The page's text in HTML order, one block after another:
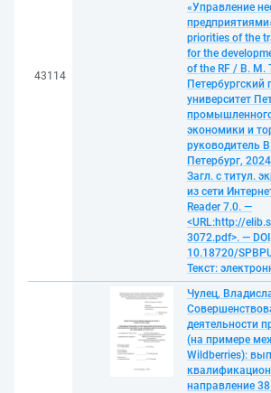
43114
«Управление
priorities of the
for the
of the RF / В. М.
Петербургский
университет
экономики и
руководитель
Петербург,
Загл. с титул.
из сети
Reader 7.0. —
<URL:http://
3072.pdf>. — DOI
10.18720/
Текст:
Чулец,
деятельности
(на примере
Wildberries):
направление